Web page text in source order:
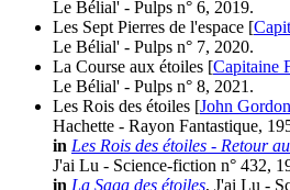
Le Bélial' - Pulps n° 6, 2019.
Les Sept Pierres de l'espace [
Le Bélial' - Pulps n° 7, 2020.
La Course aux étoiles [Capitaine
Le Bélial' - Pulps n° 8, 2021.
Les Rois des étoiles [John Gordon
Hachette - Rayon Fantastique,
in Les Rois des étoiles - Retour
J'ai Lu - Science-fiction n° 432,
in La Saga des étoiles, J'ai Lu -